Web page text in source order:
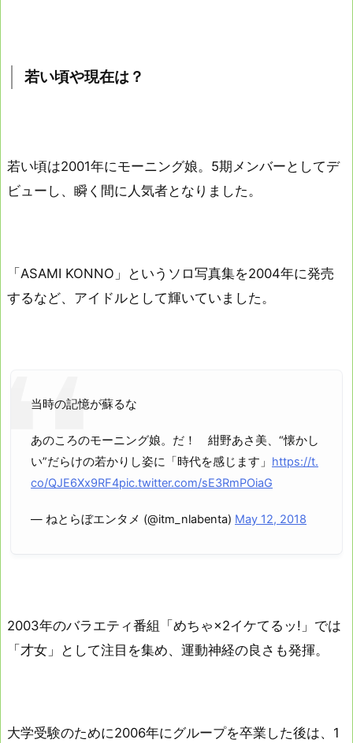
若い頃や現在は？
若い頃は2001年にモーニング娘。5期メンバーとしてデ
ビューし、瞬く間に人気者となりました。
「ASAMI KONNO」というソロ写真集を2004年に発売
するなど、アイドルとして輝いていました。
当時の記憶が蘇るな
あのころのモーニング娘。だ！ 紺野あさ美、“懐かし
い”だらけの若かりし姿に「時代を感じます」 https://t.
co/QJE6Xx9RF4pic.twitter.com/sE3RmPOiaG
— ねとらぼエンタメ (@itm_nlabenta) May 12, 2018
2003年のバラエティ番組「めちゃ×2イケてるッ!」では
「才女」として注目を集め、運動神経の良さも発揮。
大学受験のために2006年にグループを卒業した後は、1